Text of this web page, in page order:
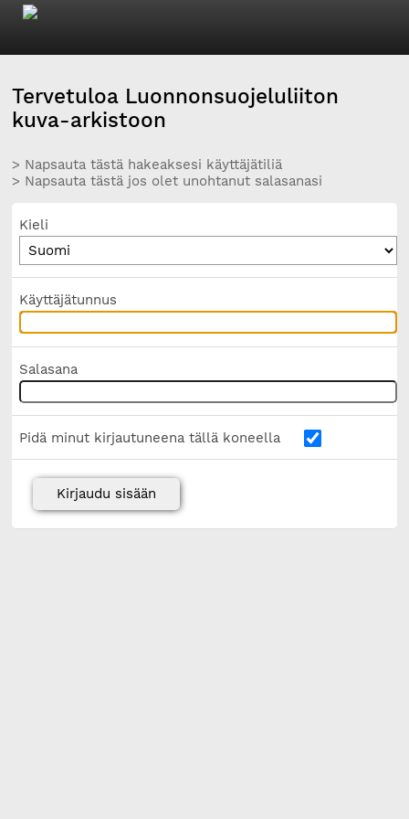
Tervetuloa Luonnonsuojeluliiton
kuva-arkistoon
> Napsauta tästä hakeaksesi käyttäjätiliä
> Napsauta tästä jos olet unohtanut salasanasi
Kieli
Käyttäjätunnus
Salasana
Pidä minut kirjautuneena tällä koneella